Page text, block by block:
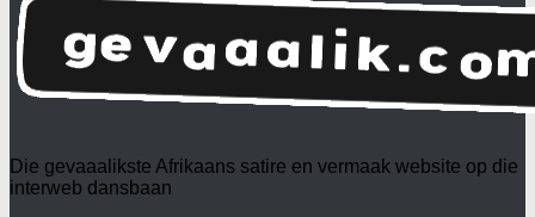
Die gevaaalikste Afrikaans satire en vermaak website op die
interweb dansbaan